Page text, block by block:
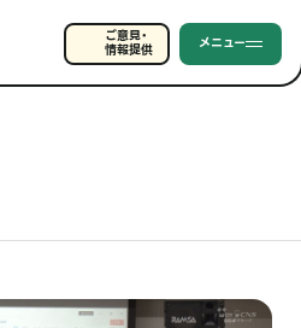
ご意見・
情報提供 メニュー